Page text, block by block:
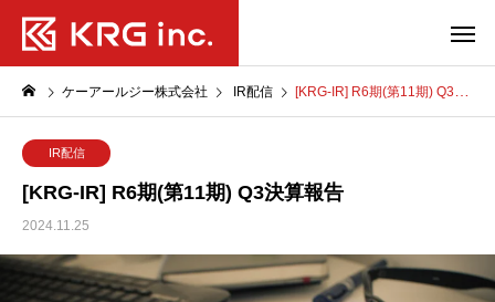
ケーアールジー株式会社 IR配信 [KRG-IR] R6期(第11期) Q3決算報告
IR配信
[KRG-IR] R6期(第11期) Q3決算報告
2024.11.25